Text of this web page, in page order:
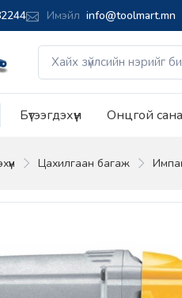
Имэйл info@toolmart.mn
Бүтээгдэхүүн Онцгой
Цахилгаан багаж